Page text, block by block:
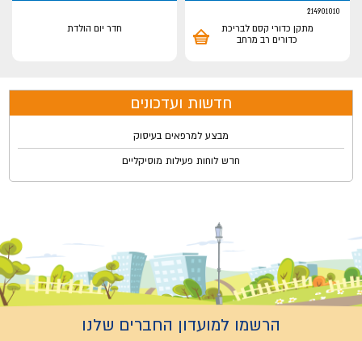
214901010
מתקן כדורי קסם לבריכת
כדורים רב מרחב
חדר יום הולדת
חדשות ועדכונים
מבצע למרפאים בעיסוק
חדש לוחות פעילות מוסיקליים
הרשמו למועדון החברים שלנו